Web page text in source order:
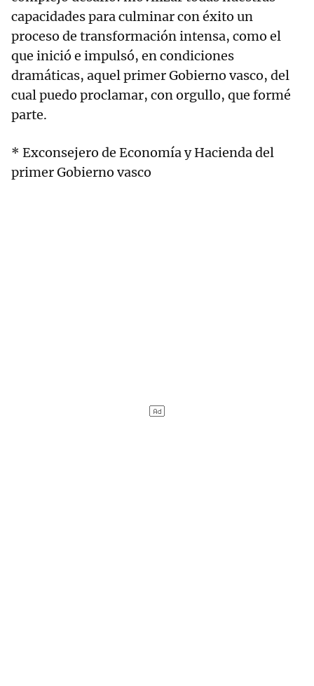
capacidades para culminar con éxito un
proceso de transformación intensa, como el
que inició e impulsó, en condiciones
dramáticas, aquel primer Gobierno vasco, del
cual puedo proclamar, con orgullo, que formé
parte.
* Exconsejero de Economía y Hacienda del
primer Gobierno vasco